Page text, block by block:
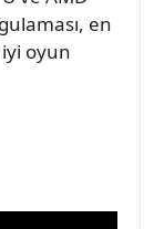
en
oyun